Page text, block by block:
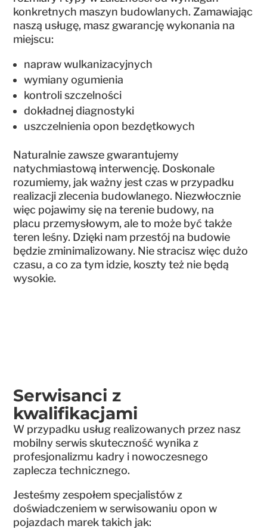
konkretnych maszyn budowlanych. Zamawiając
naszą usługę, masz gwarancję wykonania na
miejscu:
napraw wulkanizacyjnych
wymiany ogumienia
kontroli szczelności
dokładnej diagnostyki
uszczelnienia opon bezdętkowych
Naturalnie zawsze gwarantujemy
natychmiastową interwencję. Doskonale
rozumiemy, jak ważny jest czas w przypadku
realizacji zlecenia budowlanego. Niezwłocznie
więc pojawimy się na terenie budowy, na
placu przemysłowym, ale to może być także
teren leśny. Dzięki nam przestój na budowie
będzie zminimalizowany. Nie stracisz więc dużo
czasu, a co za tym idzie, koszty też nie będą
wysokie.
Serwisanci z
kwalifikacjami
W przypadku usług realizowanych przez nasz
mobilny serwis skuteczność wynika z
profesjonalizmu kadry i nowoczesnego
zaplecza technicznego.
Jesteśmy zespołem specjalistów z
doświadczeniem w serwisowaniu opon w
pojazdach marek takich jak: